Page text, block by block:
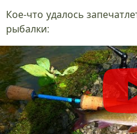
Кое-что удалось
рыбалки: